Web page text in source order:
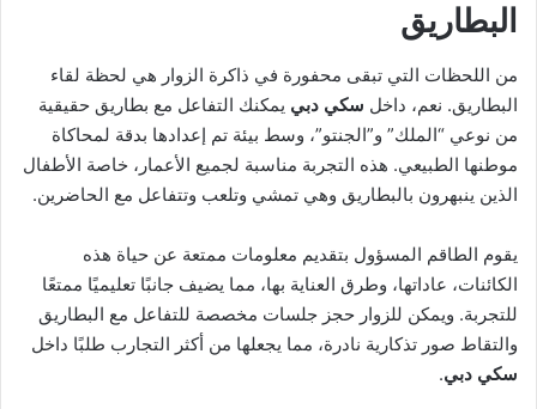
البطاريق
من اللحظات التي تبقى محفورة في ذاكرة الزوار هي لحظة لقاء
البطاريق. نعم، داخل سكي دبي يمكنك التفاعل مع بطاريق حقيقية
من نوعي “الملك” و”الجنتو”، وسط بيئة تم إعدادها بدقة لمحاكاة
موطنها الطبيعي. هذه التجربة مناسبة لجميع الأعمار، خاصة الأطفال
الذين ينبهرون بالبطاريق وهي تمشي وتلعب وتتفاعل مع الحاضرين.
يقوم الطاقم المسؤول بتقديم معلومات ممتعة عن حياة هذه
الكائنات، عاداتها، وطرق العناية بها، مما يضيف جانبًا تعليميًا ممتعًا
للتجربة. ويمكن للزوار حجز جلسات مخصصة للتفاعل مع البطاريق
والتقاط صور تذكارية نادرة، مما يجعلها من أكثر التجارب طلبًا داخل
سكي دبي.